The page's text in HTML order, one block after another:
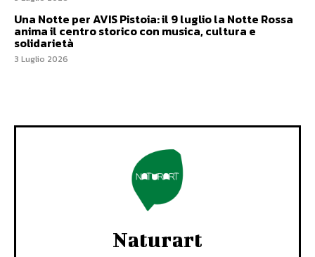
Una Notte per AVIS Pistoia: il 9 luglio la Notte Rossa
anima il centro storico con musica, cultura e
solidarietà
3 Luglio 2026
Naturart